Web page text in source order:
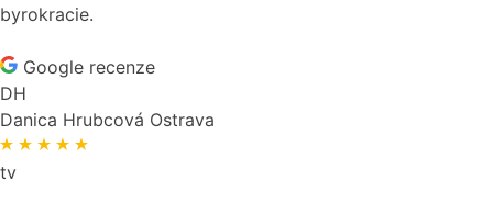
byrokracie.
Google recenze
DH
Danica Hrubcová Ostrava
tv